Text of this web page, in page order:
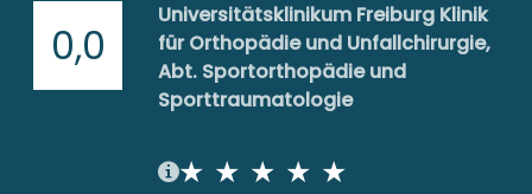
0,0
Universitätsklinikum Freiburg Klinik
für Orthopädie und Unfallchirurgie,
Abt. Sportorthopädie und
Sporttraumatologie